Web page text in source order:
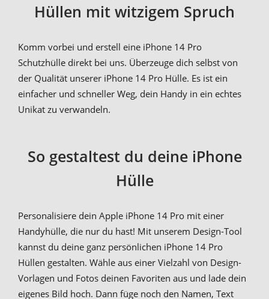
Hüllen mit witzigem Spruch
Komm vorbei und erstell eine iPhone 14 Pro
Schutzhülle direkt bei uns. Überzeuge dich selbst von
der Qualität unserer iPhone 14 Pro Hülle. Es ist ein
einfacher und schneller Weg, dein Handy in ein echtes
Unikat zu verwandeln.
So gestaltest du deine iPhone
Hülle
Personalisiere dein Apple iPhone 14 Pro mit einer
Handyhülle, die nur du hast! Mit unserem Design-Tool
kannst du deine ganz persönlichen iPhone 14 Pro
Hüllen gestalten. Wähle aus einer Vielzahl von Design-
Vorlagen und Fotos deinen Favoriten aus und lade dein
eigenes Bild hoch. Dann füge noch den Namen, Text